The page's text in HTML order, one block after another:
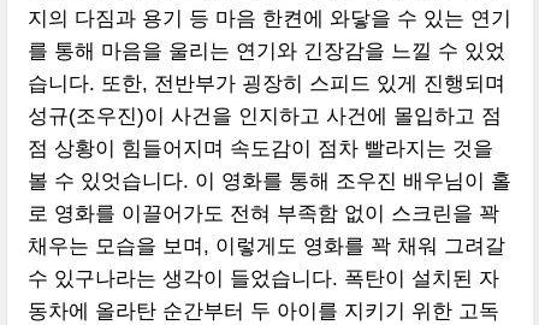
지의 다짐과 용기 등 마음 한켠에 와닿을 수 있는 연기
를 통해 마음을 울리는 연기와 긴장감을 느낄 수 있었
습니다. 또한, 전반부가 굉장히 스피드 있게 진행되며
성규(조우진)이 사건을 인지하고 사건에 몰입하고 점
점 상황이 힘들어지며 속도감이 점차 빨라지는 것을
볼 수 있엇습니다. 이 영화를 통해 조우진 배우님이 홀
로 영화를 이끌어가도 전혀 부족함 없이 스크린을 꽉
채우는 모습을 보며, 이렇게도 영화를 꽉 채워 그려갈
수 있구나라는 생각이 들었습니다. 폭탄이 설치된 자
동차에 올라탄 순간부터 두 아이를 지키기 위한 고독